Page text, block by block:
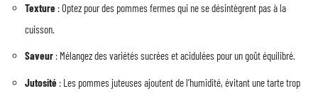
Texture : Optez pour des pommes fermes qui ne se désintègrent pas à la
cuisson.
Saveur : Mélangez des variétés sucrées et acidulées pour un goût équilibré.
Jutosité : Les pommes juteuses ajoutent de l’humidité, évitant une tarte trop